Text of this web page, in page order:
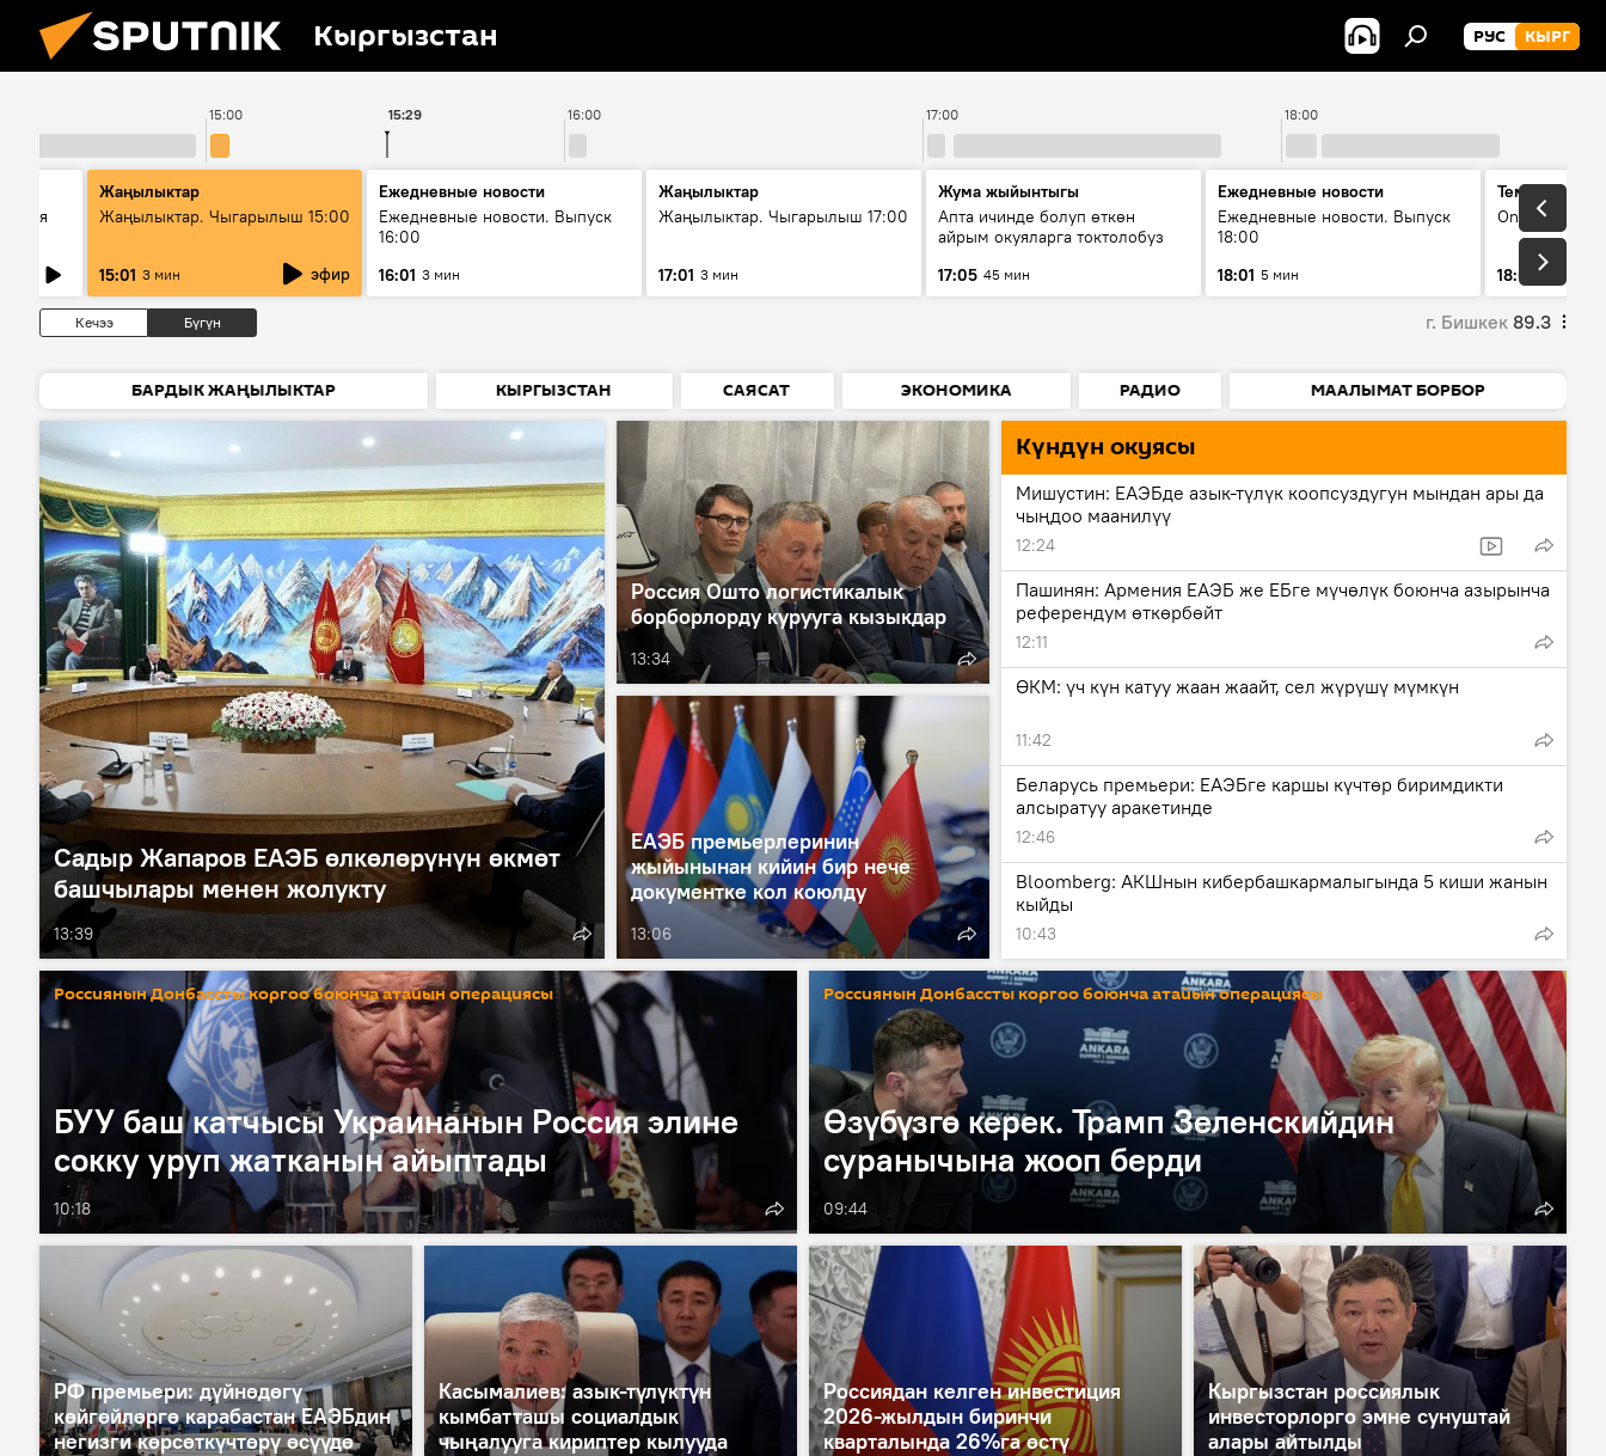
Кыргызстан РУС КЫРГ
15:00 16:00 17:00 18:00
15:29
Жаңылыктар
Жаңылыктар. Чыгарылыш 15:00
15:01 3 мин эфир
Ежедневные новости
Ежедневные новости. Выпуск
16:00
16:01 3 мин
Жаңылыктар
Жаңылыктар. Чыгарылыш 17:00
17:01 3 мин
Жума жыйынтыгы
Апта ичинде болуп өткөн
айрым окуяларга токтолобуз
17:05 45 мин
Ежедневные новости
Ежедневные новости. Выпуск
18:00
18:01 5 мин
Тема дня
On air
18:07
Кечээ Бүгүн г. Бишкек 89.3
БАРДЫК ЖАҢЫЛЫКТАР КЫРГЫЗСТАН САЯСАТ ЭКОНОМИКА РАДИО МААЛЫМАТ БОРБОР
Садыр Жапаров ЕАЭБ өлкөлөрүнүн өкмөт
башчылары менен жолукту
13:39
Россия Ошто логистикалык
борборлорду курууга кызыкдар
13:34
Күндүн окуясы
Мишустин: ЕАЭБде азык-түлүк коопсуздугун мындан ары да
чыңдоо маанилүү
12:24
Пашинян: Армения ЕАЭБ же ЕБге мүчөлүк боюнча азырынча
референдум өткөрбөйт
12:11
ӨКМ: үч күн катуу жаан жаайт, сел жүрүшү мүмкүн
11:42
Беларусь премьери: ЕАЭБге каршы күчтөр биримдикти
алсыратуу аракетинде
12:46
Bloomberg: АКШнын кибербашкармалыгында 5 киши жанын
кыйды
10:43
ЕАЭБ премьерлеринин
жыйынынан кийин бир нече
документке кол коюлду
13:06
Россиянын Донбассты коргоо боюнча атайын операциясы
БУУ баш катчысы Украинанын Россия элине
сокку уруп жатканын айыптады
10:18
Россиянын Донбассты коргоо боюнча атайын операциясы
Өзүбүзгө керек. Трамп Зеленскийдин
суранычына жооп берди
09:44
РФ премьери: дүйнөдөгү
көйгөйлөргө карабастан ЕАЭБдин
негизги көрсөткүчтөрү өсүүдө
Касымалиев: азык-түлүктүн
кымбатташы социалдык
чыңалууга кириптер кылууда
Россиядан келген инвестиция
2026-жылдын биринчи
кварталында 26%га өстү
Кыргызстан россиялык
инвесторлорго эмне сунуштай
алары айтылды